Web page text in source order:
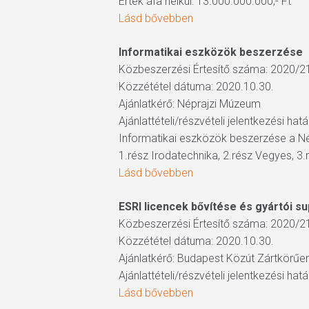
Lásd bővebben
Informatikai eszközök beszerzése
Közbeszerzési Értesítő száma: 2020/
Közzététel dátuma: 2020.10.30.
Ajánlatkérő: Néprajzi Múzeum
Ajánlattételi/részvételi jelentkezési
Informatikai eszközök beszerzése a
1.rész Irodatechnika, 2.rész Vegyes,
Lásd bővebben
ESRI licencek bővítése és gyártói
Közbeszerzési Értesítő száma: 2020/
Közzététel dátuma: 2020.10.30.
Ajánlatkérő: Budapest Közút
Ajánlattételi/részvételi jelentkezési
Lásd bővebben